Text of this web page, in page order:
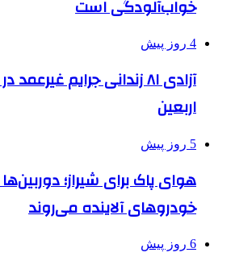
خواب‌آلودگی است
4 روز پیش
آزادی ۸۱ زندانی جرایم
اربعین
5 روز پیش
هوای پاک برای شیراز؛
خودروهای آلاینده می‌روند
6 روز پیش